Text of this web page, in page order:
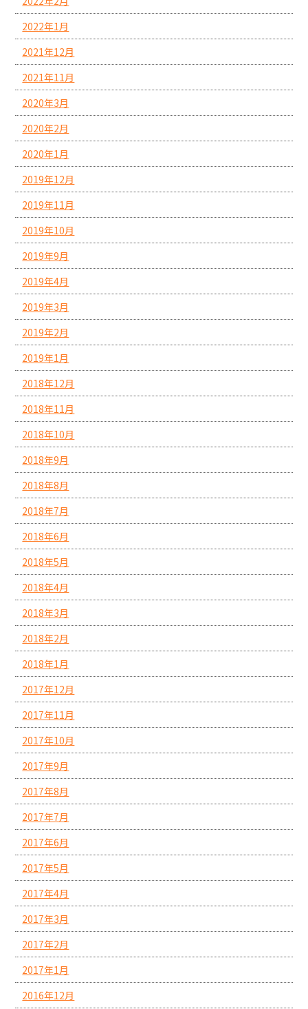
2022年1月
2021年12月
2021年11月
2020年3月
2020年2月
2020年1月
2019年12月
2019年11月
2019年10月
2019年9月
2019年4月
2019年3月
2019年2月
2019年1月
2018年12月
2018年11月
2018年10月
2018年9月
2018年8月
2018年7月
2018年6月
2018年5月
2018年4月
2018年3月
2018年2月
2018年1月
2017年12月
2017年11月
2017年10月
2017年9月
2017年8月
2017年7月
2017年6月
2017年5月
2017年4月
2017年3月
2017年2月
2017年1月
2016年12月